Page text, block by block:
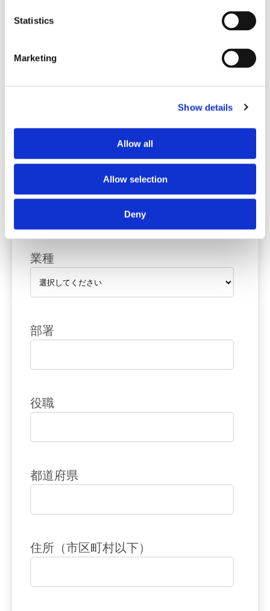
Statistics
Marketing
Show details
Allow all
Allow selection
Deny
業種
部署
役職
都道府県
住所（市区町村以下）